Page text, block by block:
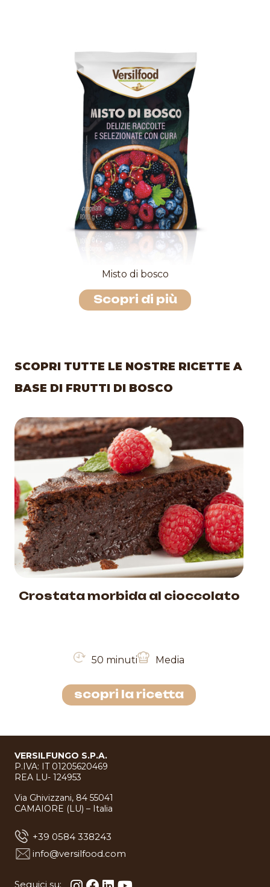
Misto di bosco
Scopri di più
SCOPRI TUTTE LE NOSTRE RICETTE A
BASE DI FRUTTI DI BOSCO
Crostata morbida al cioccolato
50 minuti Media
scopri la ricetta
VERSILFUNGO S.P.A.
P.IVA: IT 01205620469
REA LU- 124953
Via Ghivizzani, 84 55041
CAMAIORE (LU) – Italia
+39 0584 338243
info@versilfood.com
Seguici su: